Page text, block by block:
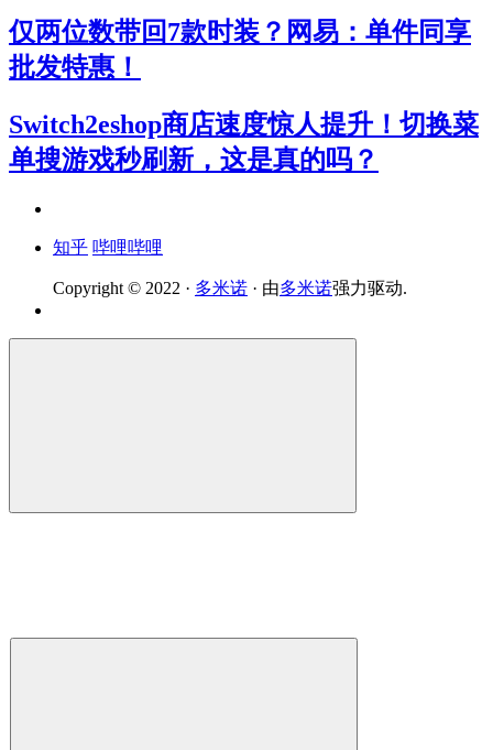
仅两位数带回7款时装？网易：单件同享
批发特惠！
Switch2eshop商店速度惊人提升！切换菜
单搜游戏秒刷新，这是真的吗？
知乎 哔哩哔哩
Copyright © 2022 · 多米诺 · 由多米诺强力驱动.